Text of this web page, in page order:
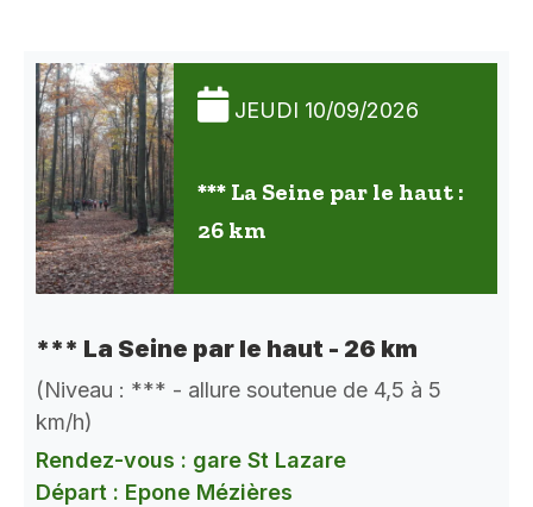
JEUDI 10/09/2026
*** La Seine par le haut :
26 km
*** La Seine par le haut - 26 km
(Niveau : *** - allure soutenue de 4,5 à 5
km/h)
Rendez-vous : gare St Lazare
Départ : Epone Mézières